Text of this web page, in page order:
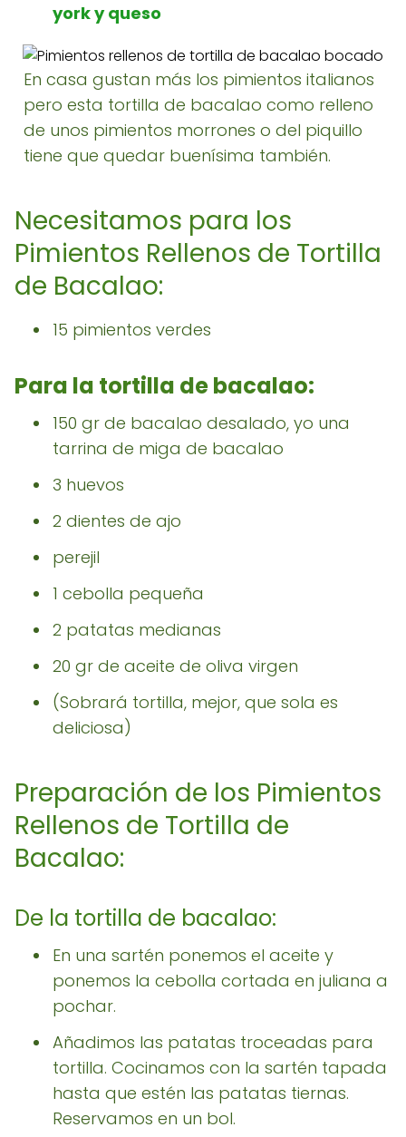
york y queso
En casa gustan más los pimientos italianos
pero esta tortilla de bacalao como relleno
de unos pimientos morrones o del piquillo
tiene que quedar buenísima también.
Necesitamos para los
Pimientos Rellenos de Tortilla
de Bacalao:
15 pimientos verdes
Para la tortilla de bacalao:
150 gr de bacalao desalado, yo una
tarrina de miga de bacalao
3 huevos
2 dientes de ajo
perejil
1 cebolla pequeña
2 patatas medianas
20 gr de aceite de oliva virgen
(Sobrará tortilla, mejor, que sola es
deliciosa)
Preparación de los Pimientos
Rellenos de Tortilla de
Bacalao:
De la tortilla de bacalao:
En una sartén ponemos el aceite y
ponemos la cebolla cortada en juliana a
pochar.
Añadimos las patatas troceadas para
tortilla. Cocinamos con la sartén tapada
hasta que estén las patatas tiernas.
Reservamos en un bol.